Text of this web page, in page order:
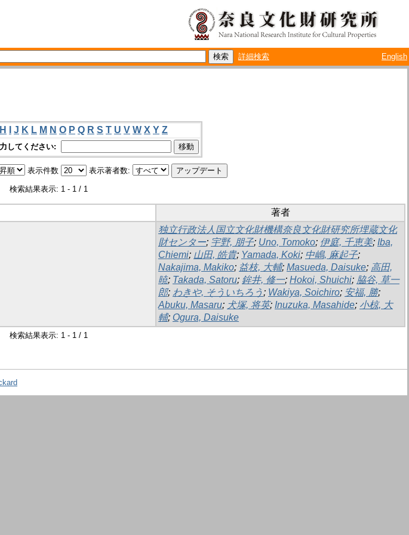
詳細検索 English
H J K L M N O P Q R S T U V W X Y Z
してください:
表示件数 表示著者数:
検索結果表示: 1 - 1 / 1
著者
独立行政法人国立文化財機構奈良文化財研究所埋蔵文化
財センター; 宇野, 朋子; Uno, Tomoko; 伊庭, 千恵美; Iba,
Chiemi; 山田, 皓貴; Yamada, Koki; 中嶋, 麻起子;
Nakajima, Makiko; 益枝, 大輔; Masueda, Daisuke; 高田,
暁; Takada, Satoru; 鉾井, 修一; Hokoi, Shuichi; 脇谷, 草一
郎; わきや, そういちろう ; Wakiya, Soichiro; 安福, 勝;
Abuku, Masaru; 犬塚, 将英; Inuzuka, Masahide; 小椋, 大
輔; Ogura, Daisuke
検索結果表示: 1 - 1 / 1